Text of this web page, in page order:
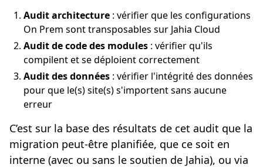
Audit architecture : vérifier que les configurations
On Prem sont transposables sur Jahia Cloud
Audit de code des modules : vérifier qu'ils
compilent et se déploient correctement
Audit des données : vérifier l'intégrité des données
pour que le(s) site(s) s'importent sans aucune
erreur
C’est sur la base des résultats de cet audit que la
migration peut-être planifiée, que ce soit en
interne (avec ou sans le soutien de Jahia), ou via